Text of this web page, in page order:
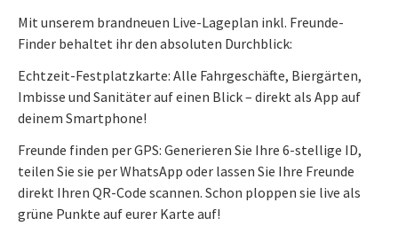
Mit unserem brandneuen Live-Lageplan inkl. Freunde-
Finder behaltet ihr den absoluten Durchblick:
Echtzeit-Festplatzkarte: Alle Fahrgeschäfte, Biergärten,
Imbisse und Sanitäter auf einen Blick – direkt als App auf
deinem Smartphone!
Freunde finden per GPS: Generieren Sie Ihre 6-stellige ID,
teilen Sie sie per WhatsApp oder lassen Sie Ihre Freunde
direkt Ihren QR-Code scannen. Schon ploppen sie live als
grüne Punkte auf eurer Karte auf!